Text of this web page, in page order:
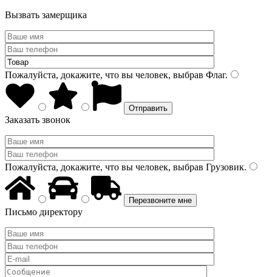
Вызвать замерщика
Пожалуйста, докажите, что вы человек, выбрав Флаг.
Заказать звонок
Пожалуйста, докажите, что вы человек, выбрав Грузовик.
Письмо директору